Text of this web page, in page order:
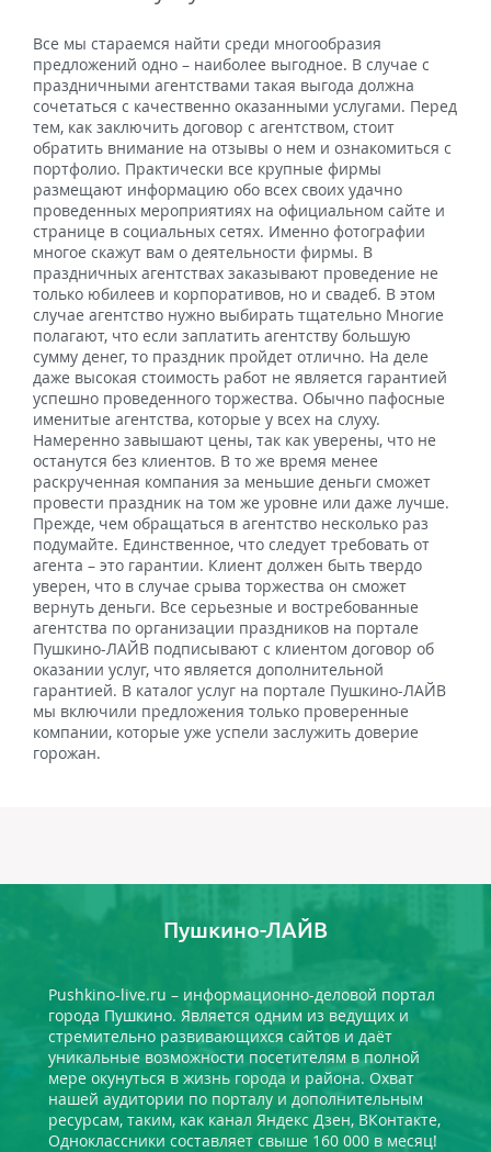
Все мы стараемся найти среди многообразия
предложений одно – наиболее выгодное. В случае с
праздничными агентствами такая выгода должна
сочетаться с качественно оказанными услугами. Перед
тем, как заключить договор с агентством, стоит
обратить внимание на отзывы о нем и ознакомиться с
портфолио. Практически все крупные фирмы
размещают информацию обо всех своих удачно
проведенных мероприятиях на официальном сайте и
странице в социальных сетях. Именно фотографии
многое скажут вам о деятельности фирмы. В
праздничных агентствах заказывают проведение не
только юбилеев и корпоративов, но и свадеб. В этом
случае агентство нужно выбирать тщательно Многие
полагают, что если заплатить агентству большую
сумму денег, то праздник пройдет отлично. На деле
даже высокая стоимость работ не является гарантией
успешно проведенного торжества. Обычно пафосные
именитые агентства, которые у всех на слуху.
Намеренно завышают цены, так как уверены, что не
останутся без клиентов. В то же время менее
раскрученная компания за меньшие деньги сможет
провести праздник на том же уровне или даже лучше.
Прежде, чем обращаться в агентство несколько раз
подумайте. Единственное, что следует требовать от
агента – это гарантии. Клиент должен быть твердо
уверен, что в случае срыва торжества он сможет
вернуть деньги. Все серьезные и востребованные
агентства по организации праздников на портале
Пушкино-ЛАЙВ подписывают с клиентом договор об
оказании услуг, что является дополнительной
гарантией. В каталог услуг на портале Пушкино-ЛАЙВ
мы включили предложения только проверенные
компании, которые уже успели заслужить доверие
горожан.
Пушкино-ЛАЙВ
Pushkino-live.ru – информационно-деловой портал
города Пушкино. Является одним из ведущих и
стремительно развивающихся сайтов и даёт
уникальные возможности посетителям в полной
мере окунуться в жизнь города и района. Охват
нашей аудитории по порталу и дополнительным
ресурсам, таким, как канал Яндекс Дзен, ВКонтакте,
Одноклассники составляет свыше 160 000 в месяц!